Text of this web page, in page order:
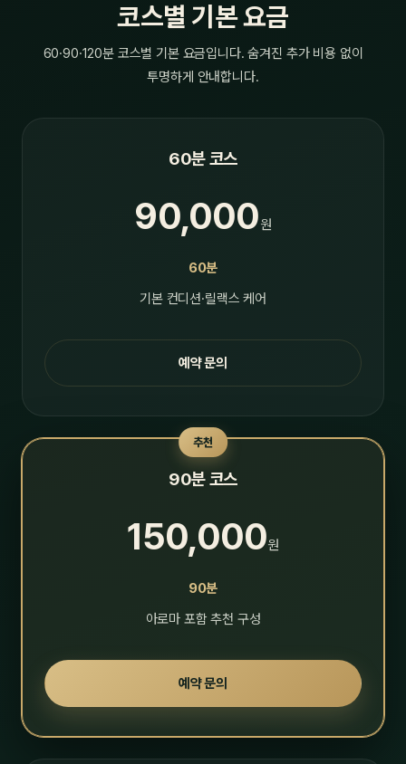
코스별 기본 요금
60·90·120분 코스별 기본 요금입니다. 숨겨진 추가 비용 없이
투명하게 안내합니다.
60분 코스
90,000원
60분
기본 컨디션·릴랙스 케어
예약 문의
추천
90분 코스
150,000원
90분
아로마 포함 추천 구성
예약 문의